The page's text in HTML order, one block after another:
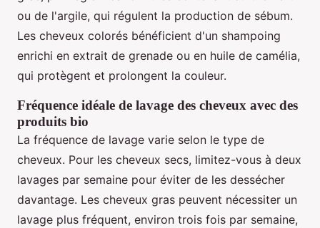
ou de l'argile, qui régulent la production de sébum.
Les cheveux colorés bénéficient d'un shampoing
enrichi en extrait de grenade ou en huile de camélia,
qui protègent et prolongent la couleur.
Fréquence idéale de lavage des cheveux avec des
produits bio
La fréquence de lavage varie selon le type de
cheveux. Pour les cheveux secs, limitez-vous à deux
lavages par semaine pour éviter de les dessécher
davantage. Les cheveux gras peuvent nécessiter un
lavage plus fréquent, environ trois fois par semaine,